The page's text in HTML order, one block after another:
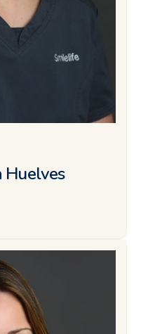
Huelves